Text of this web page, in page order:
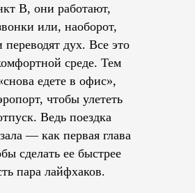
В, они работают,
или, наоборот,
дух. Все это
среде. Тем
едете в офис»,
чтобы улететь
Ведь поездка
— как первая глава
сделать ее быстрее
пара лайфхаков.